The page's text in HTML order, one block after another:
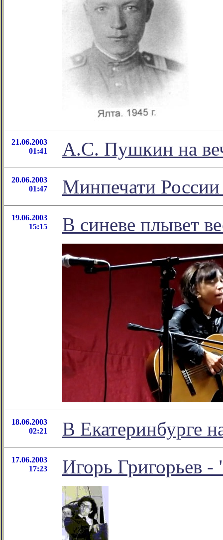
21.06.2003
01:41
А.С. Пушкин на
20.06.2003
01:47
Минпечати России
19.06.2003
15:15
В синеве плывет
18.06.2003
02:21
В Екатеринбурге
17.06.2003
17:23
Игорь Григорьев